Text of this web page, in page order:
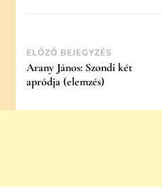
Post
Navigation
ELŐZŐ BEJEGYZÉS
Arany János: Szondi két
apródja (elemzés)